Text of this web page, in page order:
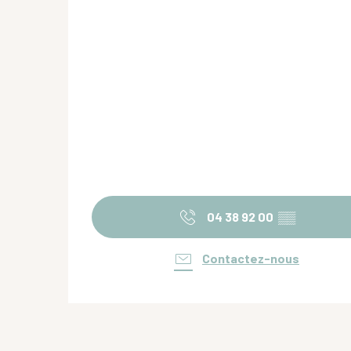
04 38 92 00 ▒▒
Contactez-nous